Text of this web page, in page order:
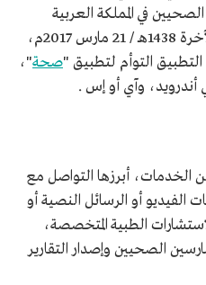
في المملكة العربية
السعودية، أُنشئ في 22 جمادى الآخرة 1438هـ / 21 مارس 2017م،
التوأم لتطبيق "صحة"،
وآي أو إس .
الخدمات، أبرزها التواصل مع
الفيديو أو الرسائل النصية أو
الطبية المتخصصة،
الصحيين وإصدار التقارير